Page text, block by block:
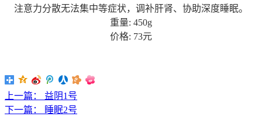
注意力分散无法集中等症状，调补肝肾、协助深度睡眠。
重量: 450g
价格: 73元
上一篇：
益阴1号
下一篇：
睡眠2号